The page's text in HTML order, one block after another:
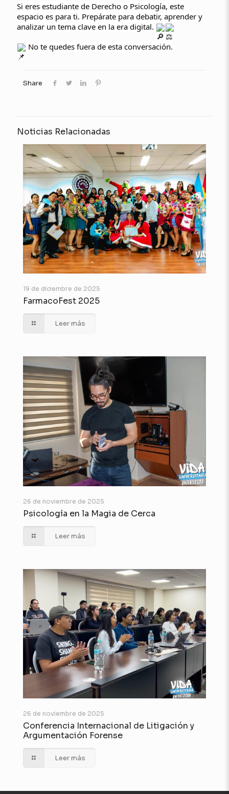
Si eres estudiante de Derecho o Psicología, este
espacio es para ti. Prepárate para debatir, aprender y
analizar un tema clave en la era digital.
No te quedes fuera de esta conversación.
Share
Noticias Relacionadas
19 de diciembre de 2025
FarmacoFest 2025
Leer más
26 de noviembre de 2025
Psicología en la Magia de Cerca
Leer más
26 de noviembre de 2025
Conferencia Internacional de Litigación y
Argumentación Forense
Leer más